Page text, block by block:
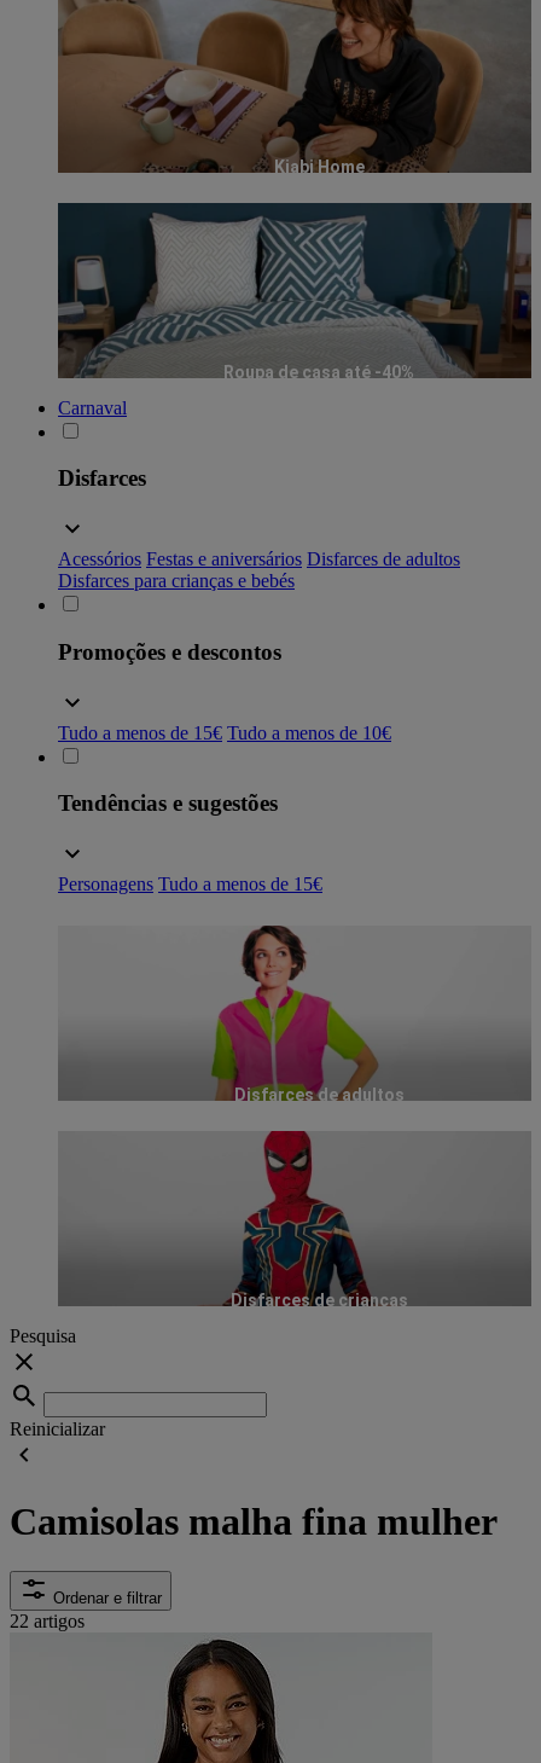
Kiabi Home
Roupa de casa até -40%
Carnaval
Disfarces
Acessórios Festas e aniversários Disfarces de adultos
Disfarces para crianças e bebés
Promoções e descontos
Tudo a menos de 15€ Tudo a menos de 10€
Tendências e sugestões
Personagens Tudo a menos de 15€
Disfarces de adultos
Disfarces de crianças
Pesquisa
Reinicializar
Camisolas malha fina mulher
Ordenar e filtrar
22 artigos